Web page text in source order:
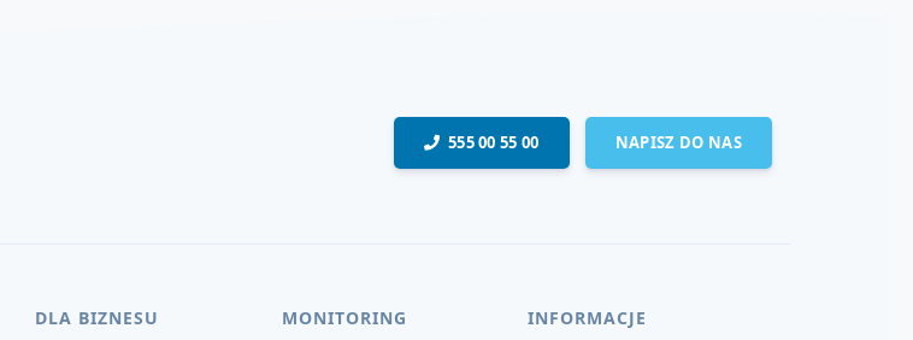
555 00 55 00 NAPISZ DO NAS
DLA BIZNESU MONITORING INFORMACJE